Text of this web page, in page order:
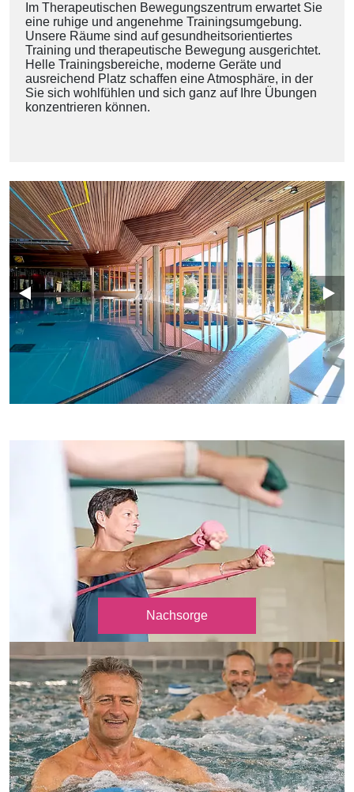
Im Therapeutischen Bewegungszentrum erwartet Sie
eine ruhige und angenehme Trainingsumgebung.
Unsere Räume sind auf gesundheitsorientiertes
Training und therapeutische Bewegung ausgerichtet.
Helle Trainingsbereiche, moderne Geräte und
ausreichend Platz schaffen eine Atmosphäre, in der
Sie sich wohlfühlen und sich ganz auf Ihre Übungen
konzentrieren können.
Nachsorge